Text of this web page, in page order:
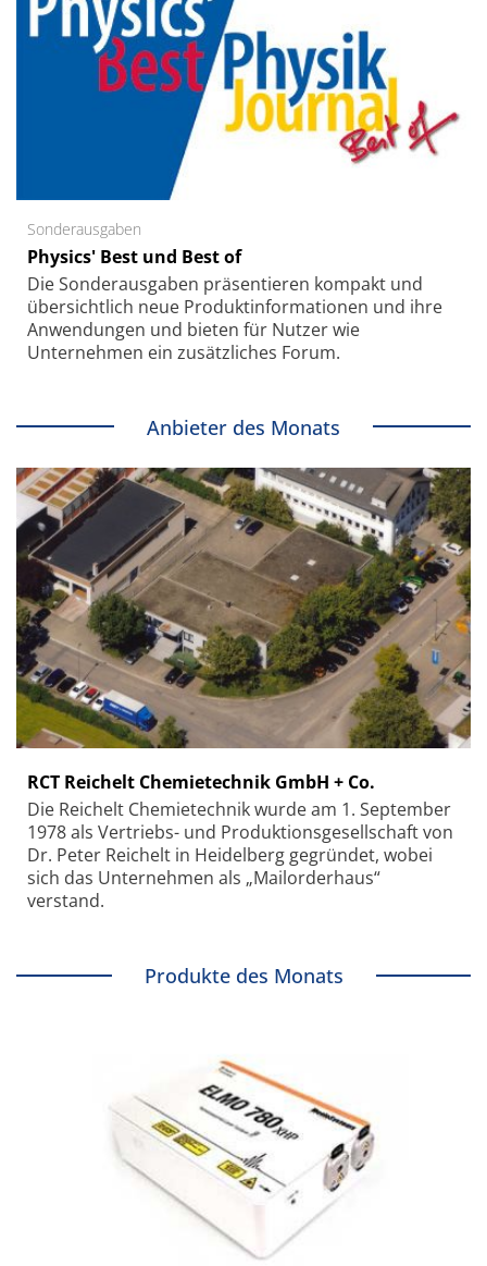
Sonderausgaben
Physics' Best und Best of
Die Sonder­ausgaben präsentieren kompakt und
übersichtlich neue Produkt­informationen und ihre
Anwendungen und bieten für Nutzer wie
Unternehmen ein zusätzliches Forum.
Anbieter des Monats
RCT Reichelt Chemietechnik GmbH + Co.
Die Reichelt Chemietechnik wurde am 1. September
1978 als Vertriebs- und Produktionsgesellschaft von
Dr. Peter Reichelt in Heidelberg gegründet, wobei
sich das Unternehmen als „Mailorderhaus“
verstand.
Produkte des Monats